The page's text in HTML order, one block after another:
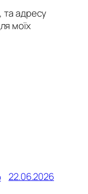
та адресу
моїх
22.06.2026